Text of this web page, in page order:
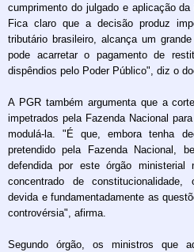
cumprimento do julgado e aplicação
Fica claro que a decisão produz
tributário brasileiro, alcança um
pode acarretar o pagamento de
dispêndios pelo Poder Público", diz o
A PGR também argumenta que a
impetrados pela Fazenda Nacional
modulá-la. "É que, embora tenha
pretendido pela Fazenda Nacional,
defendida por este órgão
concentrado de
devida e fundamentadamente as
controvérsia", afirma.
Segundo órgão, os ministros que